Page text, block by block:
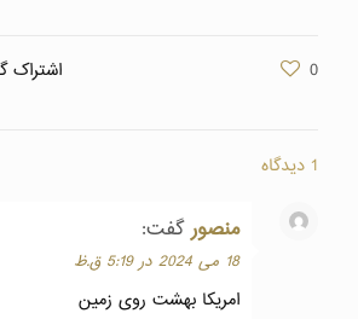
اشتراک 0
1 دیدگاه
منصور گفت:
18 می 2024 در 5:19 ق.ظ
امریکا بهشت روی زمین